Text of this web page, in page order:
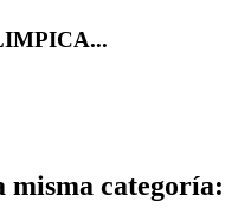
misma categoría: